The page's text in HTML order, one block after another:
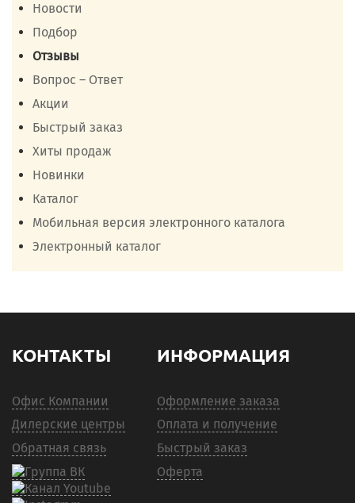
Новости
Подбор
Отзывы
Вопрос – Ответ
Акции
Быстрый заказ
Хиты продаж
Новинки
Каталог
Мобильная версия электронного каталога
Электронный каталог
КОНТАКТЫ
Офис Компании
Дилерские центры
Обратная связь
ИНФОРМАЦИЯ
Оформление заказа
Оплата и получение
Быстрый заказ
Оферта